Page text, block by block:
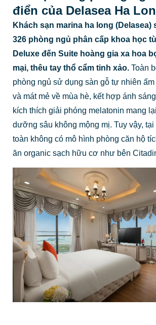
điển của Delasea Ha
Khách sạn marina ha long
326 phòng ngủ phân cấp khoa học
Deluxe đến Suite hoàng gia xa hoa
mại, thêu tay thổ cẩm tinh xảo.Toàn
phòng ngủ sử dụng sàn gỗ tự nhiên
và mát mẻ về mùa hè, kết hợp ánh
kích thích giải phóng melatonin mang
dưỡng sâu không mộng mị. Tuy vậy,
toàn không có mô hình phòng căn hộ
ăn organic sạch hữu cơ như bên